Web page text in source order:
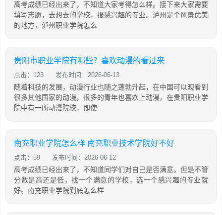
高考成绩已经出来了，不知道大家考得怎么样。接下来大家需要
填写志愿，去想去的学校，报感兴趣的专业。泸州是个风景优美
的地方，泸州职业学院怎么
贵阳市职业学院有哪些？喜欢动漫的看过来
点击：123 发布时间：2026-06-13
随着科技的发展，动漫行业也随之蓬勃升起，在中国可以观看到
很多其他国家的动漫，很多的青年也喜欢上动漫，在贵阳职业学
院中有一所动漫院校，即使
南充职业学院怎么样 南充职业技术学院好不好
点击：59 发布时间：2026-06-12
高考成绩已经出来了，不知道同学们对自己是否满意。但是不管
分数是高还是低，找一个满意的学校，选一个感兴趣的专业就
好。南充职业学院到底怎么样